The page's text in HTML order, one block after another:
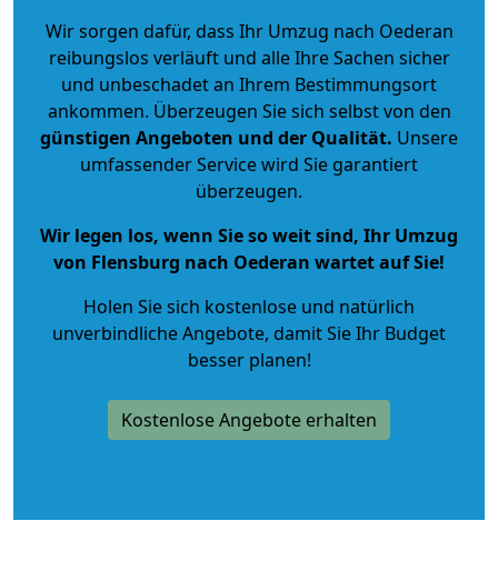
Wir sorgen dafür, dass Ihr Umzug nach Oederan
reibungslos verläuft und alle Ihre Sachen sicher
und unbeschadet an Ihrem Bestimmungsort
ankommen. Überzeugen Sie sich selbst von den
günstigen Angeboten und der Qualität. Unsere
umfassender Service wird Sie garantiert
überzeugen.
Wir legen los, wenn Sie so weit sind, Ihr Umzug
von Flensburg nach Oederan wartet auf Sie!
Holen Sie sich kostenlose und natürlich
unverbindliche Angebote, damit Sie Ihr Budget
besser planen!
Kostenlose Angebote erhalten